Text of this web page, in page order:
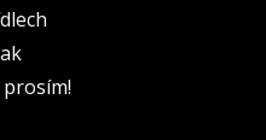
prosím!